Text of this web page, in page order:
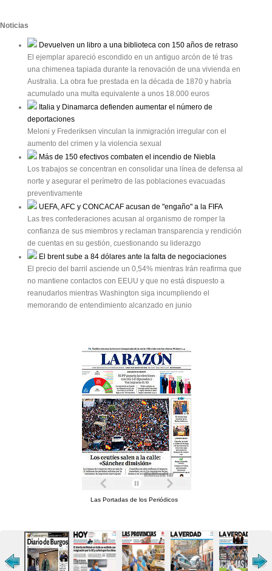
Noticias
Devuelven un libro a una biblioteca con 150 años de retraso
El ejemplar apareció escondido en un antiguo arcón de té tras
una chimenea tapiada durante la renovación de una vivienda en
Australia. La obra fue prestada en la década de 1870 y habría
acumulado una multa equivalente a unos 18.000 euros
Italia y Dinamarca defienden aumentar el número de
deportaciones
Meloni y Frederiksen vinculan la inmigración irregular con el
aumento del crimen y la violencia sexual
Más de 150 efectivos combaten el incendio de Niebla
Los trabajos se concentran en consolidar una línea de defensa al
norte y asegurar el perímetro de las poblaciones evacuadas
preventivamente
UEFA, AFC y CONCACAF acusan de "engaño" a la FIFA
Las tres confederaciones acusan al organismo de romper la
confianza de sus miembros y reclaman transparencia y rendición
de cuentas en su gestión, cuestionando su liderazgo
El brent sube a 84 dólares ante la falta de negociaciones
El precio del barril asciende un 0,54% mientras Irán reafirma que
no mantiene contactos con EEUU y que no está dispuesto a
reanudarlos mientras Washington siga incumpliendo el
memorando de entendimiento alcanzado en junio
Las Portadas de los Periódicos